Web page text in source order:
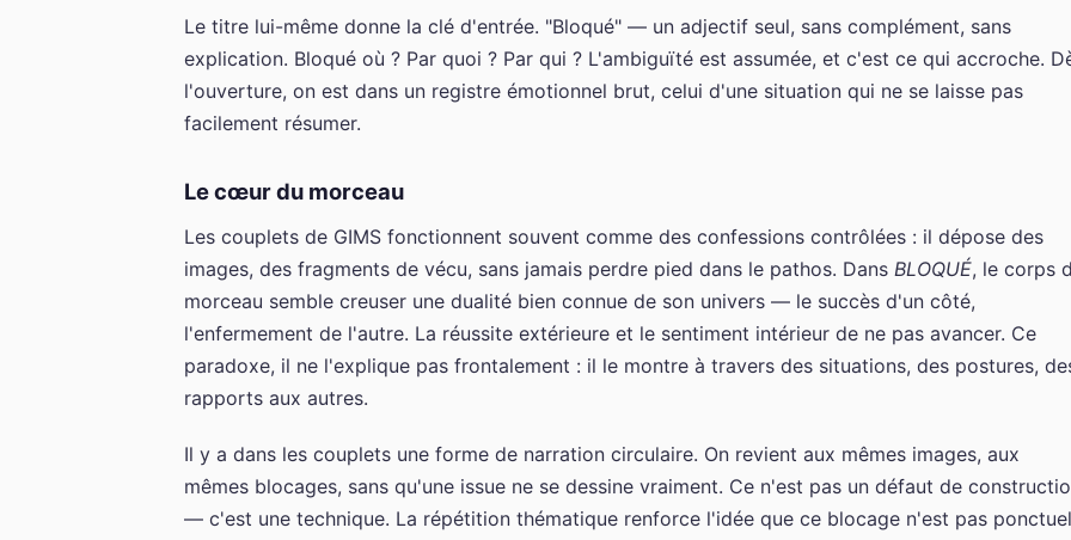
Le titre lui-même donne la clé d'entrée. "Bloqué" — un adjectif seul, sans complément, sans
explication. Bloqué où ? Par quoi ? Par qui ? L'ambiguïté est assumée, et c'est ce qui accroche.
l'ouverture, on est dans un registre émotionnel brut, celui d'une situation qui ne se laisse pas
facilement résumer.
Le cœur du morceau
Les couplets de GIMS fonctionnent souvent comme des confessions contrôlées : il dépose des
images, des fragments de vécu, sans jamais perdre pied dans le pathos. Dans BLOQUÉ, le corps
morceau semble creuser une dualité bien connue de son univers — le succès d'un côté,
l'enfermement de l'autre. La réussite extérieure et le sentiment intérieur de ne pas avancer. Ce
paradoxe, il ne l'explique pas frontalement : il le montre à travers des situations, des postures,
rapports aux autres.
Il y a dans les couplets une forme de narration circulaire. On revient aux mêmes images, aux
mêmes blocages, sans qu'une issue ne se dessine vraiment. Ce n'est pas un défaut de
— c'est une technique. La répétition thématique renforce l'idée que ce blocage n'est pas